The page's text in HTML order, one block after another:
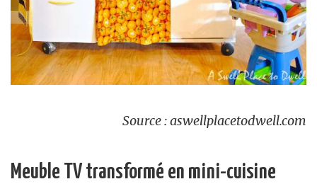
Source : aswellplacetodwell.com
Meuble TV transformé en mini-cuisine